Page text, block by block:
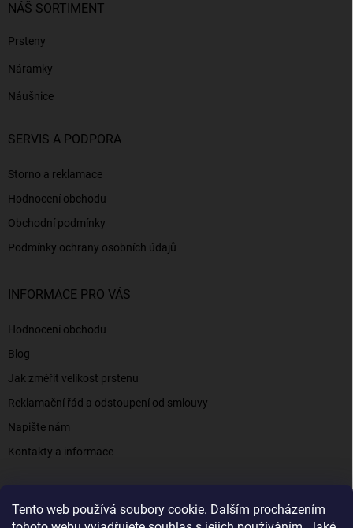
Tento web používá soubory cookie. Dalším procházením
NÁŠ SORTIMENT
Prsteny
Náramky
Náušnice
SERVIS A PODPORA
Storno a reklamace
Hodnocení obchodu
Obchodní podmínky
Podmínky ochrany osobních údajů
INFORMACE PRO VÁS
Hodnocení obchodu
Blog
Jak změřit velikost prstenu
Reklamační řád a odstoupení od smlouvy
Napište nám
Kontakty a informace
Elenys.cz - šperky, kterým věříte už od roku 2016